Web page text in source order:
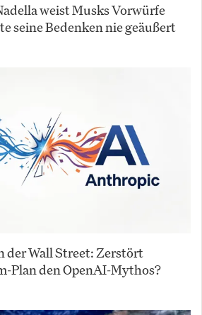
weist Musks Vorwürfe
seine Bedenken nie geäußert
der Wall Street: Zerstört
Plan den OpenAI-Mythos?